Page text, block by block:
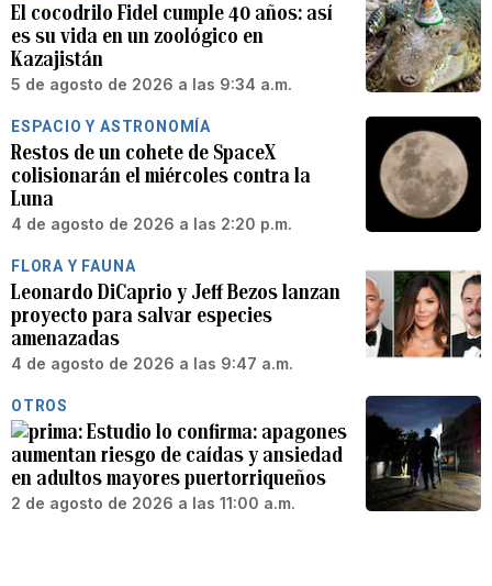
El cocodrilo Fidel cumple 40 años: así
es su vida en un zoológico en
Kazajistán
5 de agosto de 2026 a las 9:34 a.m.
ESPACIO Y ASTRONOMÍA
Restos de un cohete de SpaceX
colisionarán el miércoles contra la
Luna
4 de agosto de 2026 a las 2:20 p.m.
FLORA Y FAUNA
Leonardo DiCaprio y Jeff Bezos lanzan
proyecto para salvar especies
amenazadas
4 de agosto de 2026 a las 9:47 a.m.
OTROS
Estudio lo confirma: apagones
aumentan riesgo de caídas y ansiedad
en adultos mayores puertorriqueños
2 de agosto de 2026 a las 11:00 a.m.